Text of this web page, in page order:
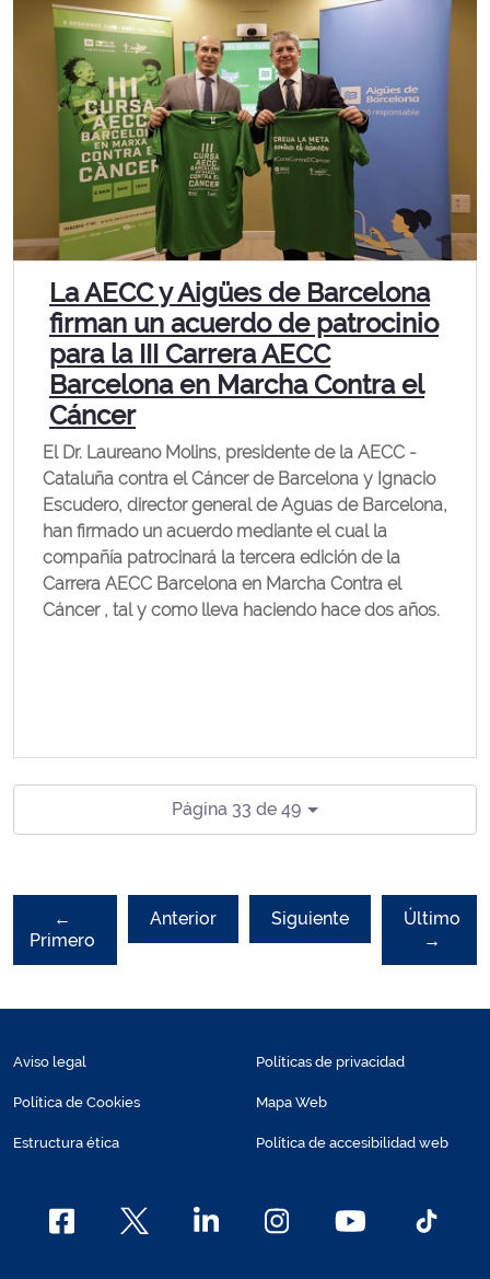
La AECC y Aigües de Barcelona
firman un acuerdo de patrocinio
para la III Carrera AECC
Barcelona en Marcha Contra el
Cáncer
El Dr. Laureano Molins, presidente de la AECC -
Cataluña contra el Cáncer de Barcelona y Ignacio
Escudero, director general de Aguas de Barcelona, ​​
han firmado un acuerdo mediante el cual la
compañía patrocinará la tercera edición de la
Carrera AECC Barcelona en Marcha Contra el
Cáncer , tal y como lleva haciendo hace dos años.
Página 33 de 49
←
Primero
Anterior Siguiente
Último
→
Aviso legal
Política de Cookies
Estructura ética
Políticas de privacidad
Mapa Web
Política de accesibilidad web